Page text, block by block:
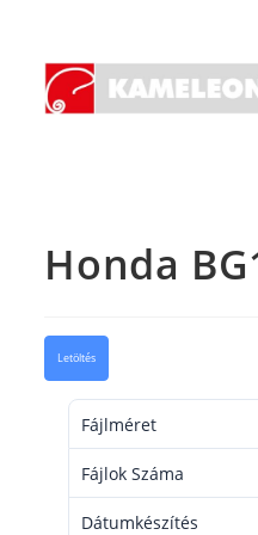
content
Honda
Letöltés
Fájlméret
Fájlok Száma
Dátumkészítés